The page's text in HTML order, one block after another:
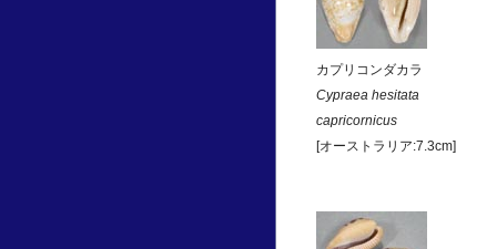
カプリコンダカラ
Cypraea hesitata
capricornicus
[オーストラリア:7.3cm]